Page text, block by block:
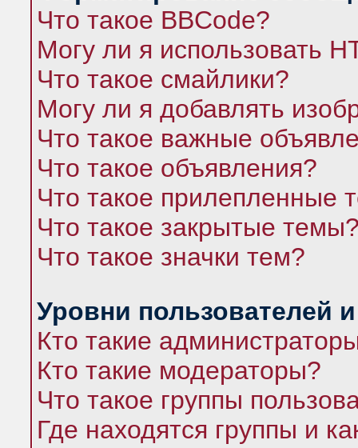
Что такое BBCode?
Могу ли я использовать
Что такое смайлики?
Могу ли я добавлять
Что такое важные
Что такое объявления?
Что такое прилепленные
Что такое закрытые
Что такое значки тем?
Уровни пользователей
Кто такие
Кто такие модераторы?
Что такое группы
Где находятся группы и